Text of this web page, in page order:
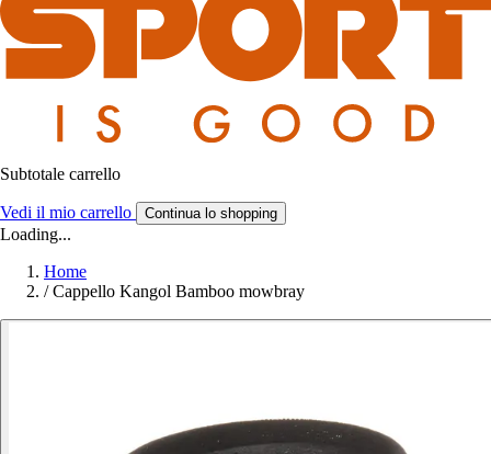
Subtotale carrello
Vedi il mio carrello Continua lo shopping
Loading...
Home
/ Cappello Kangol Bamboo mowbray